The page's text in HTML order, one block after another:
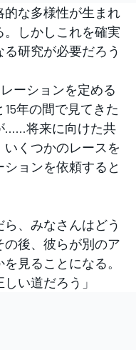
な多様性が生まれ
しかしこれを確実
研究が必要だろう
ーションを定める
年の間で見てきた
……将来に向けた共
くつかのレースを
ョンを依頼すると
ら、みなさんはどう
後、彼らが別のア
見ることになる。
い道だろう」